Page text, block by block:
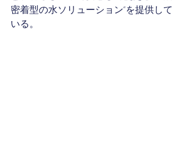
密着型の水ソリューション”を提供して
いる。